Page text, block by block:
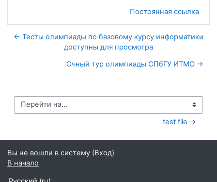
Постоянная ссылка
← Тесты олимпиады по базовому курсу информатики
доступны для просмотра
Очный тур олимпиады СПбГУ ИТМО →
Перейти на...
test file →
Вы не вошли в систему (Вход)
В начало